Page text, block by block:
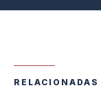
RELACIONADAS